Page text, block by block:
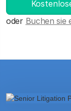
oder Buchen sie